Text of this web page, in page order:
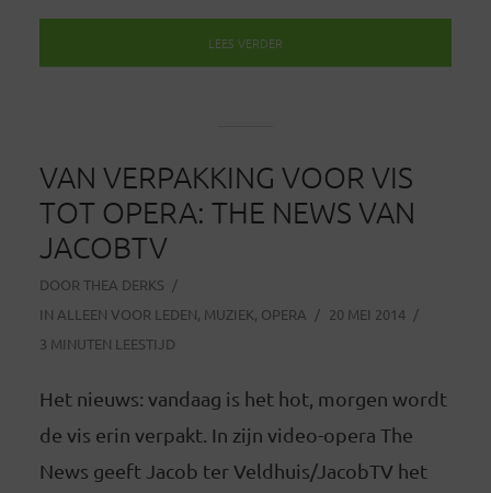
LEES VERDER
VAN VERPAKKING VOOR VIS
TOT OPERA: THE NEWS VAN
JACOBTV
DOOR THEA DERKS
IN ALLEEN VOOR LEDEN, MUZIEK, OPERA
20 MEI 2014
3 MINUTEN LEESTIJD
Het nieuws: vandaag is het hot, morgen wordt
de vis erin verpakt. In zijn video-opera The
News geeft Jacob ter Veldhuis/JacobTV het